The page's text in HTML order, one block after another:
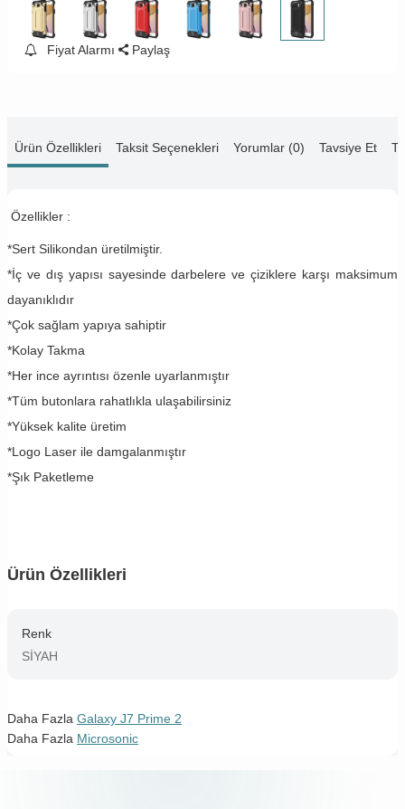
Fiyat Alarmı Paylaş
Ürün Özellikleri Taksit Seçenekleri Yorumlar (0) Tavsiye Et
Özellikler :
*Sert Silikondan üretilmiştir.
*İç ve dış yapısı sayesinde darbelere ve çiziklere karşı maksimum
dayanıklıdır
*Çok sağlam yapıya sahiptir
*Kolay Takma
*Her ince ayrıntısı özenle uyarlanmıştır
*Tüm butonlara rahatlıkla ulaşabilirsiniz
*Yüksek kalite üretim
*Logo Laser ile damgalanmıştır
*Şık Paketleme
Ürün Özellikleri
Renk
SİYAH
Daha Fazla Galaxy J7 Prime 2
Daha Fazla Microsonic